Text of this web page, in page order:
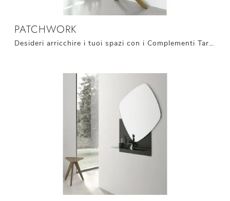
PATCHWORK
Desideri arricchire i tuoi spazi con i Complementi Target Point? Eccoti diversi modelli di specchi senza cornice come Patchwork.